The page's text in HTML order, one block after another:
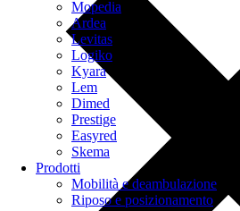
Mopedia
Ardea
Levitas
Logiko
Kyara
Lem
Dimed
Prestige
Easyred
Skema
Prodotti
Mobilità e deambulazione
Riposo e posizionamento